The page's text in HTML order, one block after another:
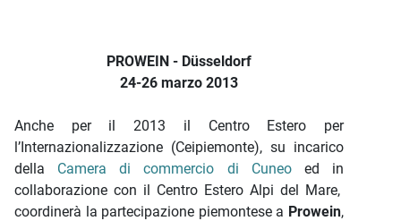
PROWEIN - Düsseldorf
24-26 marzo 2013
Anche per il 2013 il Centro Estero per
l’Internazionalizzazione (Ceipiemonte), su incarico
della Camera di commercio di Cuneoed in
collaborazione con il Centro Estero Alpi del Mare,
coordinerà la partecipazione piemontese a Prowein,